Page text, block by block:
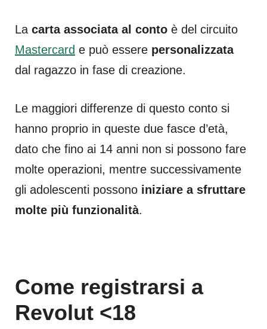
La carta associata al conto è del circuito
Mastercard e può essere personalizzata
dal ragazzo in fase di creazione.
Le maggiori differenze di questo conto si
hanno proprio in queste due fasce d’età,
dato che fino ai 14 anni non si possono fare
molte operazioni, mentre successivamente
gli adolescenti possono iniziare a sfruttare
molte più funzionalità.
Come registrarsi a
Revolut <18